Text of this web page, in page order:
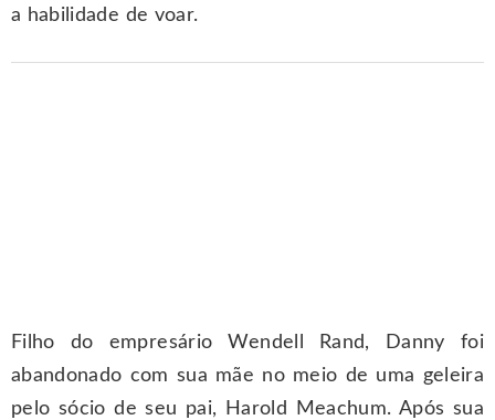
a habilidade de voar.
Filho do empresário Wendell Rand, Danny foi
abandonado com sua mãe no meio de uma geleira
pelo sócio de seu pai, Harold Meachum. Após sua